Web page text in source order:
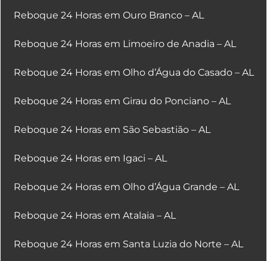
Reboque 24 Horas em Ouro Branco – AL
Reboque 24 Horas em Limoeiro de Anadia – AL
Reboque 24 Horas em Olho d’Água do Casado – AL
Reboque 24 Horas em Girau do Ponciano – AL
Reboque 24 Horas em São Sebastião – AL
Reboque 24 Horas em Igaci – AL
Reboque 24 Horas em Olho d’Água Grande – AL
Reboque 24 Horas em Atalaia – AL
Reboque 24 Horas em Santa Luzia do Norte – AL